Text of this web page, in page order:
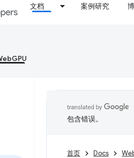
文档 案例研究
包含错误。
首页 Docs